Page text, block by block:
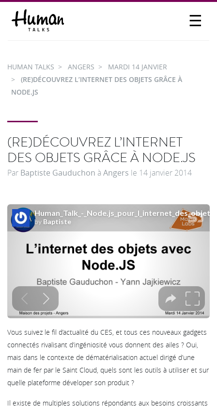
☰
PARTICIPER
HUMAN TALKS ANGERS
MARDI 14 JANVIER
(RE)DÉCOUVREZ L’INTERNET DES OBJETS GRÂCE À
NODE.JS
(RE)DÉCOUVREZ L’INTERNET
DES OBJETS GRÂCE À NODE.JS
Par Baptiste Gauduchon à Angers le 14 janvier 2014
Vous suivez le fil d’actualité du CES, et tous ces nouveaux gadgets
connectés rivalisant d’ingéniosité vous donnent des ailes ? Oui,
mais dans le contexte de dématérialisation actuel dirigé d’une
main de fer par le Saint Cloud, quels sont les outils à utiliser et sur
quelle plateforme déveloper son produit ?
Il existe de multiples solutions répondants aux besoins croissants